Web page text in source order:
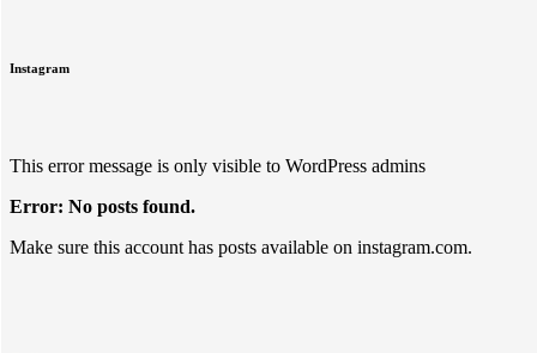
Instagram
This error message is only visible to WordPress admins
Error: No posts found.
Make sure this account has posts available on instagram.com.